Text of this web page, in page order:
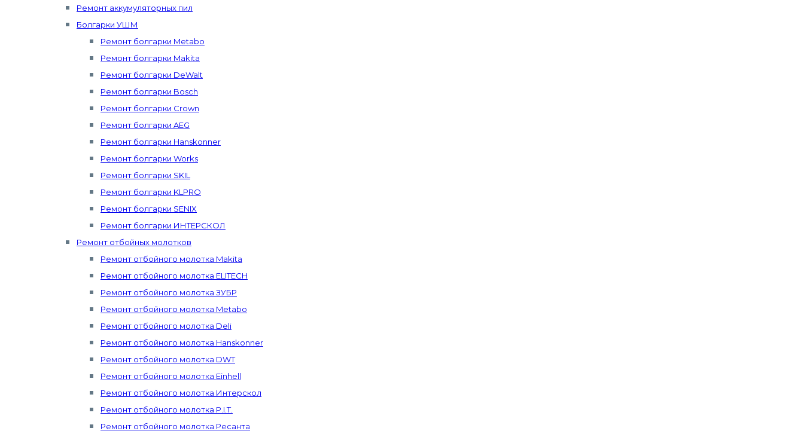
Ремонт аккумуляторных пил
Болгарки УШМ
Ремонт болгарки Metabo
Ремонт болгарки Makita
Ремонт болгарки DeWalt
Ремонт болгарки Bosch
Ремонт болгарки Crown
Ремонт болгарки AEG
Ремонт болгарки Hanskonner
Ремонт болгарки Works
Ремонт болгарки SKIL
Ремонт болгарки KLPRO
Ремонт болгарки SENIX
Ремонт болгарки ИНТЕРСКОЛ
Ремонт отбойных молотков
Ремонт отбойного молотка Makita
Ремонт отбойного молотка ELITECH
Ремонт отбойного молотка ЗУБР
Ремонт отбойного молотка Metabo
Ремонт отбойного молотка Deli
Ремонт отбойного молотка Hanskonner
Ремонт отбойного молотка DWT
Ремонт отбойного молотка Einhell
Ремонт отбойного молотка Интерскол
Ремонт отбойного молотка P.I.T.
Ремонт отбойного молотка Ресанта